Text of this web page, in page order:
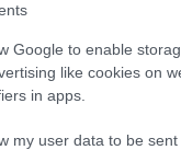
Google to enable
like cookies on
in apps.
my user data to be sent